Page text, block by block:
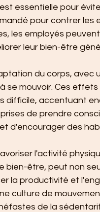
essentielle pour
pour contrer les
les employés
leur bien-être
du corps, avec
se mouvoir. Ces
difficile, accentuant
de prendre
d'encourager des
l'activité
bien-être, peut non
la productivité et
culture de
de la